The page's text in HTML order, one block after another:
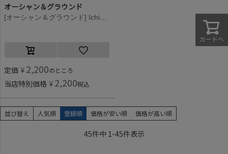
オーシャン＆グラウンド
[オーシャン＆グラウンド] IchigoBatake長袖ロンパス オフホワイト(OW)
定価 ¥ 2,200のところ
当店特別価格 ¥ 2,200税込
並び替え 人気順 登録順 価格が安い順 価格が高い順
45件中 1-45件表示
カートへ